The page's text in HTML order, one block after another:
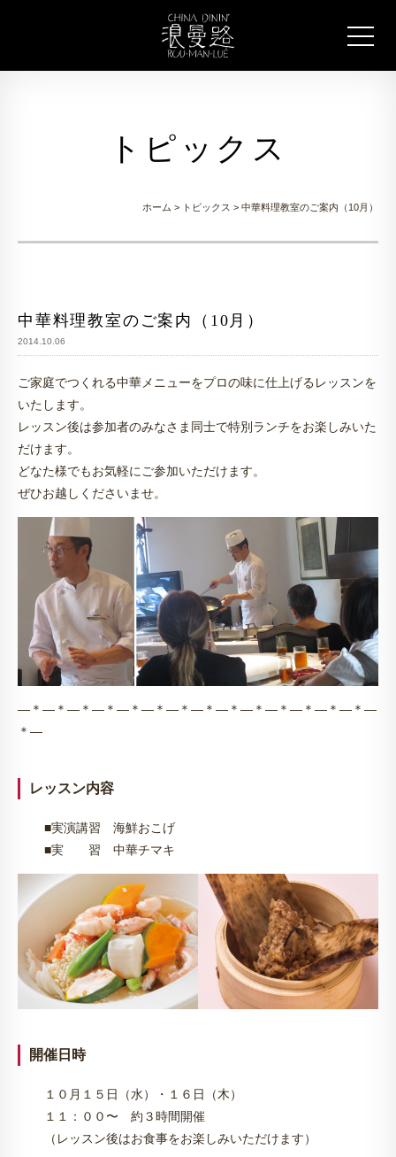
トピックス
ホーム > トピックス > 中華料理教室のご案内（10月）
中華料理教室のご案内（10月）
2014.10.06
ご家庭でつくれる中華メニューをプロの味に仕上げるレッスンを
いたします。
レッスン後は参加者のみなさま同士で特別ランチをお楽しみいた
だけます。
どなた様でもお気軽にご参加いただけます。
ぜひお越しくださいませ。
—＊—＊—＊—＊—＊—＊—＊—＊—＊—＊—＊—＊—＊—＊—
＊—
レッスン内容
■実演講習 海鮮おこげ
■実 習 中華チマキ
開催日時
１０月１５日（水）・１６日（木）
１１：００〜 約３時間開催
（レッスン後はお食事をお楽しみいただけます）